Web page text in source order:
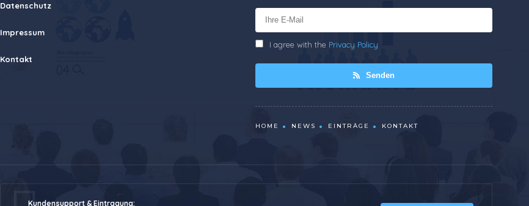
Datenschutz
Impressum
Kontakt
I agree with the Privacy Policy
Senden
HOME NEWS EINTRÄGE KONTAKT
Kundensupport & Eintragung: